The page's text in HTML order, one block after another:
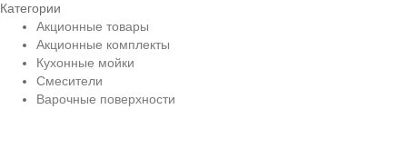
Категории
Акционные товары
Акционные комплекты
Кухонные мойки
Смесители
Варочные поверхности